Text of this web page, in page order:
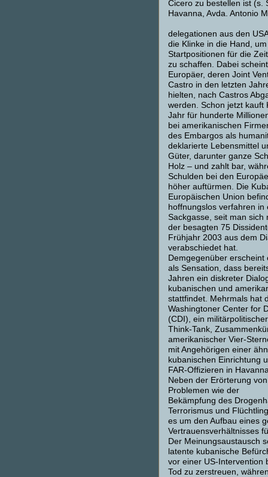
Cicero zu bestellen ist (s.
Havanna, Avda. Antonio
delegationen aus den
die Klinke in die Hand,
Startpositionen für die
zu schaffen. Dabei
Europäer, deren Joint
Castro in den letzten
hielten, nach Castros
werden. Schon jetzt kauft
Jahr für hunderte
bei amerikanischen
des Embargos als
deklarierte Lebensmittel
Güter, darunter ganze
Holz – und zahlt bar,
Schulden bei den
höher auftürmen. Die
Europäischen Union
hoffnungslos verfahren in
Sackgasse, seit man sich
der besagten 75
Frühjahr 2003 aus dem
verabschiedet hat.
Demgegenüber erscheint
als Sensation, dass
Jahren ein diskreter
kubanischen und
stattfindet. Mehrmals hat
Washingtoner Center for
(CDI), ein militärpolitischer
Think-Tank,
amerikanischer Vier-
mit Angehörigen einer
kubanischen Einrichtung
FAR-Offizieren in
Neben der Erörterung
Problemen wie der
Bekämpfung des
Terrorismus und
es um den Aufbau eines
Vertrauensverhältnisses
Der Meinungsaustausch
latente kubanische
vor einer US-Intervention
Tod zu zerstreuen,